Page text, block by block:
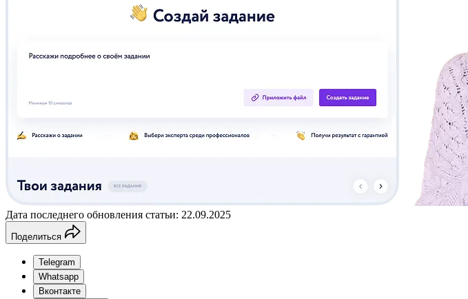
Дата последнего обновления статьи: 22.09.2025
Поделиться
Telegram
Whatsapp
Вконтакте